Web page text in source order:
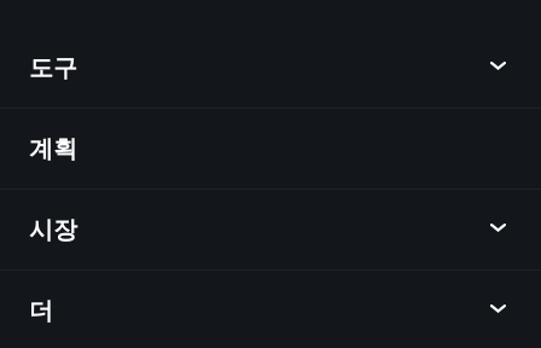
장자 포트폴리오
도구
발견
차트
뉴스
계획
시장
개요
더